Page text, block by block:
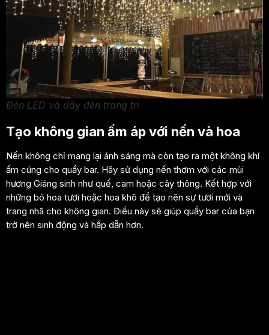
Đèn LED và dây đèn trang trí
Tạo không gian ấm áp với nến và hoa
Nến không chỉ mang lại ánh sáng mà còn tạo ra một không khí
ấm cúng cho quầy bar. Hãy sử dụng nến thơm với các mùi
hương Giáng sinh như quế, cam hoặc cây thông. Kết hợp với
những bó hoa tươi hoặc hoa khô để tạo nên sự tươi mới và
trang nhã cho không gian. Điều này sẽ giúp quầy bar của bạn
trở nên sinh động và hấp dẫn hơn.